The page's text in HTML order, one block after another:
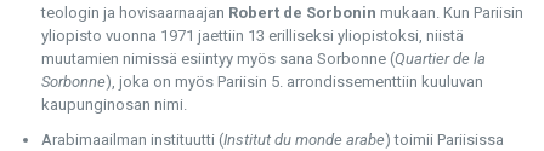
teologin ja hovisaarnaajan Robert de Sorbonin mukaan. Kun Pariisin
yliopisto vuonna 1971 jaettiin 13 erilliseksi yliopistoksi, niistä
muutamien nimissä esiintyy myös sana Sorbonne (Quartier de la
Sorbonne), joka on myös Pariisin 5. arrondissementtiin kuuluvan
kaupunginosan nimi.
Arabimaailman instituutti (Institut du monde arabe) toimii Pariisissa